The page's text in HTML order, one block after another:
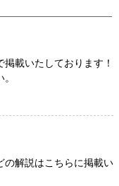
載いたしております！
の解説はこちらに掲載い